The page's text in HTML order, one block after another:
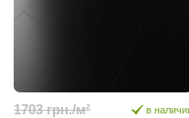
1703 грн./м²
в